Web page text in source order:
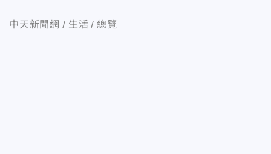
中天新聞網 生活 總覽